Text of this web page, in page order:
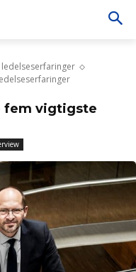
ledelseserfaringer
fem vigtigste